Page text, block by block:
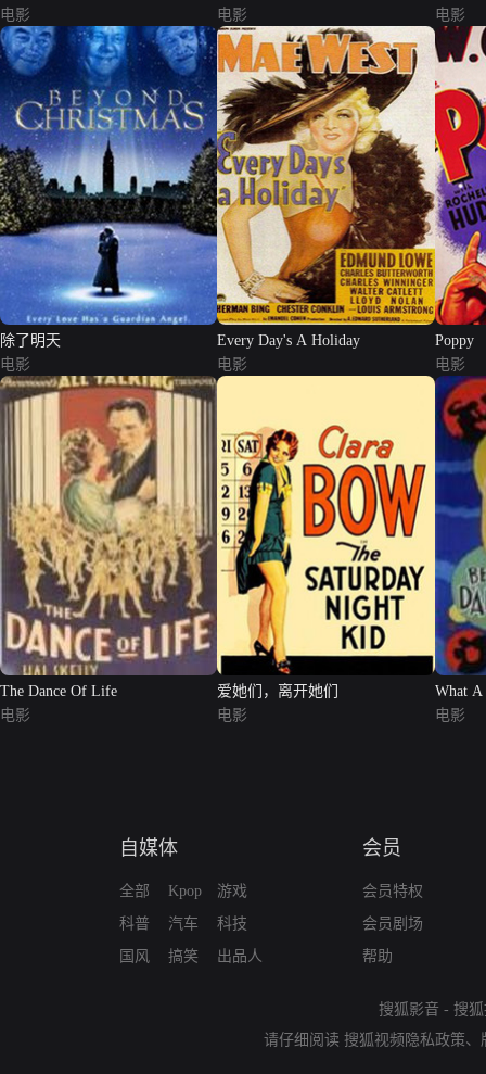
电影
电影
电影
除了明天
电影
Every Day's A Holiday
电影
Poppy
电影
The Dance Of Life
电影
爱她们，离开她们
电影
What
电影
自媒体
全部
科普
国风
Kpop
汽车
搞笑
游戏
科技
出品人
会员
会员特权
会员剧场
帮助
搜狐影音 - 搜
请仔细阅读 搜狐视频隐私政策、